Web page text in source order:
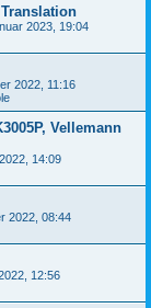
2023, 19:04
2022, 11:16
Vellemann
14:09
2022, 08:44
12:56